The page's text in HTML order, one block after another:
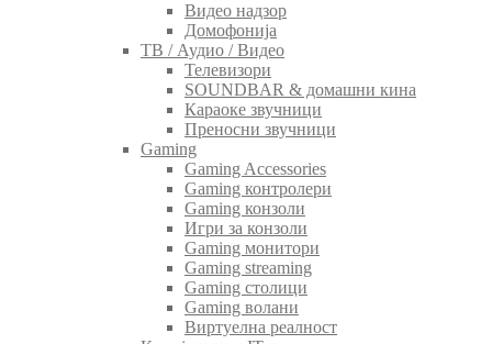
Видео надзор
Домофонија
ТВ / Аудио / Видео
Телевизори
SOUNDBAR & домашни кина
Караоке звучници
Преносни звучници
Gaming
Gaming Accessories
Gaming контролери
Gaming конзоли
Игри за конзоли
Gaming монитори
Gaming streaming
Gaming столици
Gaming волани
Виртуелна реалност